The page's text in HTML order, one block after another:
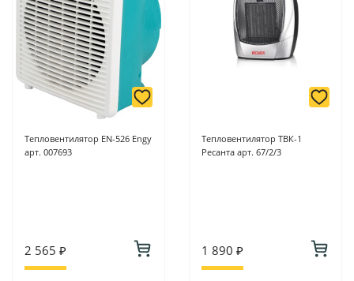
Тепловентилятор EN-526 Engy
арт. 007693
2 565 ₽
Тепловентилятор ТВК-1
Ресанта арт. 67/2/3
1 890 ₽